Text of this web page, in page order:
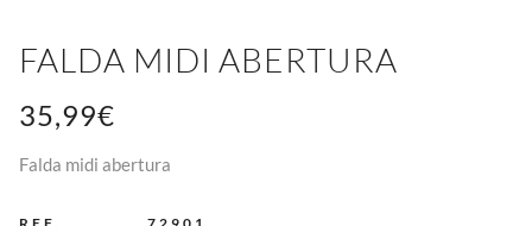
FALDA MIDI ABERTURA
35,99€
Falda midi abertura